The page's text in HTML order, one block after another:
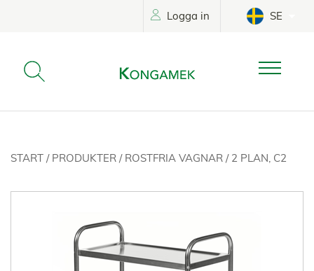
Logga in SE
START / PRODUKTER / ROSTFRIA VAGNAR / 2 PLAN, C2